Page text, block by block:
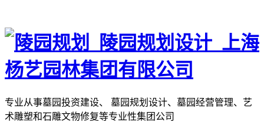
专业从事墓园投资建设、 墓园规划设计、墓园经营管理、艺
术雕塑和石雕文物修复等专业性集团公司